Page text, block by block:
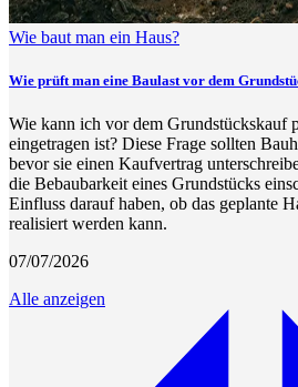
Wie baut man ein Haus?
Wie prüft man eine Baulast vor dem
Wie kann ich vor dem Grundstückskauf
eingetragen ist? Diese Frage sollten
bevor sie einen Kaufvertrag
die Bebaubarkeit eines Grundstücks
Einfluss darauf haben, ob das geplante
realisiert werden kann.
07/07/2026
Alle anzeigen